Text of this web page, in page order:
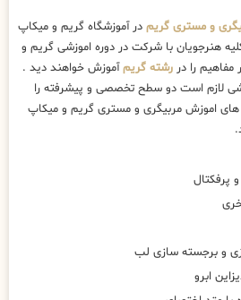
و مستری گریم در آموزشگاه گریم و میکاپ
هنرجویان با شرکت در دوره اموزشی گریم و
را در رشته گریمآموزش خواهند دید .
لازم است دو سطح تخصصی و پیشرفته را
های اموزش مربیگری و مستری گریم و میکاپ
پرفکتال
و برجسته سازی لب
ابرو